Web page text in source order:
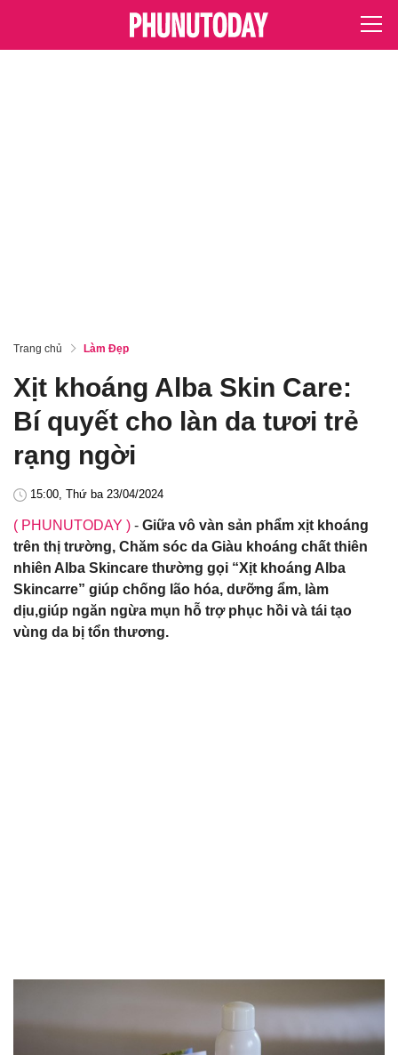
Trang chủ Làm Đẹp
Xịt khoáng Alba Skin Care:
Bí quyết cho làn da tươi trẻ
rạng ngời
15:00, Thứ ba 23/04/2024
( PHUNUTODAY ) - Giữa vô vàn sản phẩm xịt khoáng
trên thị trường, Chăm sóc da Giàu khoáng chất thiên
nhiên Alba Skincare thường gọi “Xịt khoáng Alba
Skincarre” giúp chống lão hóa, dưỡng ẩm, làm
dịu,giúp ngăn ngừa mụn hỗ trợ phục hồi và tái tạo
vùng da bị tổn thương.